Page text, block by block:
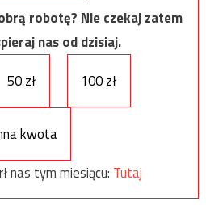
robotę? Nie czekaj zatem
nas od dzisiaj.
50 zł 100 zł
kwota
nas tym miesiącu: Tutaj